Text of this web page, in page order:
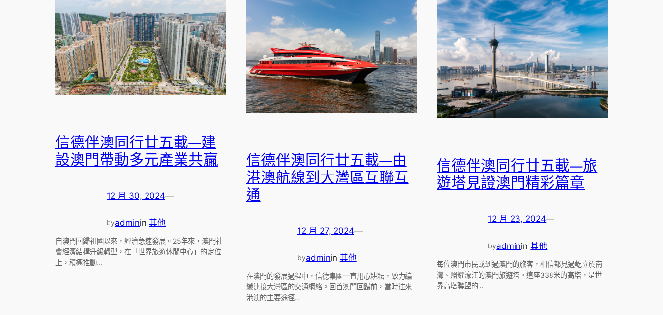
信德伴澳同行廿五載—建
設澳門帶動多元產業共贏
12 月 30, 2024—
byadminin 其他
自澳門回歸祖國以來，經濟急速發展。25年來，澳門社
會經濟結構升級轉型，在「世界旅遊休閒中心」的定位
上，積極推動…
信德伴澳同行廿五載—由
港澳航線到大灣區互聯互
通
12 月 27, 2024—
byadminin 其他
在澳門的發展過程中，信德集團一直用心耕耘，致力編
織連接大灣區的交通網絡。回首澳門回歸前，當時往來
港澳的主要途徑…
信德伴澳同行廿五載—旅
遊塔見證澳門精彩篇章
12 月 23, 2024—
byadminin 其他
每位澳門市民或到過澳門的旅客，相信都見過屹立於南
灣、照耀濠江的澳門旅遊塔。這座338米的高塔，是世
界高塔聯盟的…